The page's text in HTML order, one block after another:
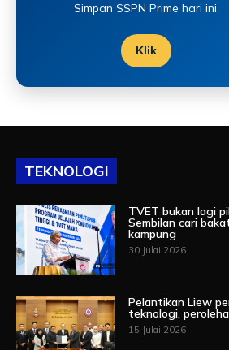
Simpan SSPN Prime hari ini.
Klik
TEKNOLOGI
TVET bukan lagi
Sembilan cari
kampung
30 Julai 2026
Pelantikan Liew
teknologi,
15 Julai 2026